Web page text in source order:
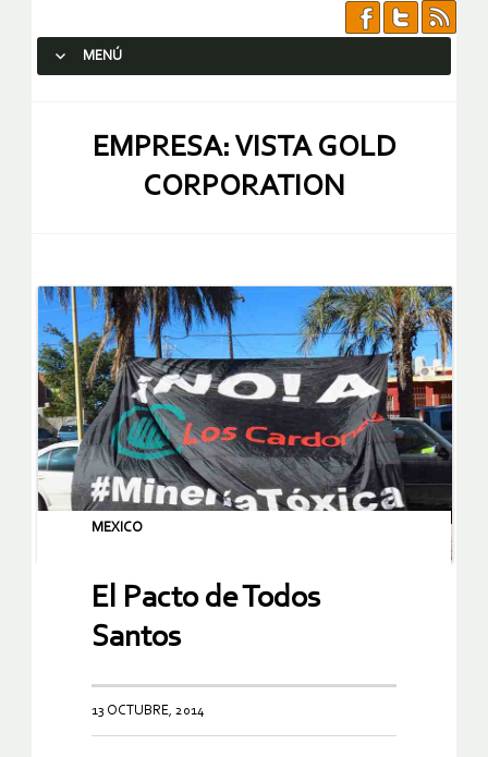
MENÚ
EMPRESA: VISTA GOLD
CORPORATION
MEXICO
El Pacto de Todos
Santos
13 OCTUBRE, 2014